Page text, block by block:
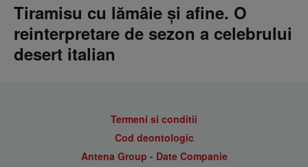
Tiramisu cu lămâie și afine. O
reinterpretare de sezon a celebrului
desert italian
Termeni si conditii
Cod deontologic
Antena Group - Date Companie